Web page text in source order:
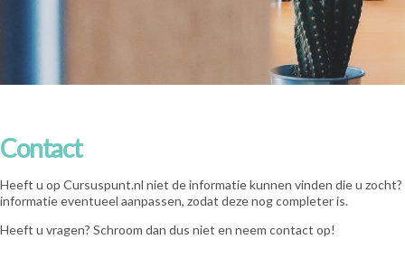
Contact
Heeft u op Cursuspunt.nl niet de informatie kunnen vinden die u
informatie eventueel aanpassen, zodat deze nog completer is.
Heeft u vragen? Schroom dan dus niet en neem contact op!